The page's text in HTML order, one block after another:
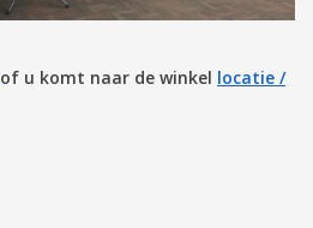
of u komt naar de winkel locatie /